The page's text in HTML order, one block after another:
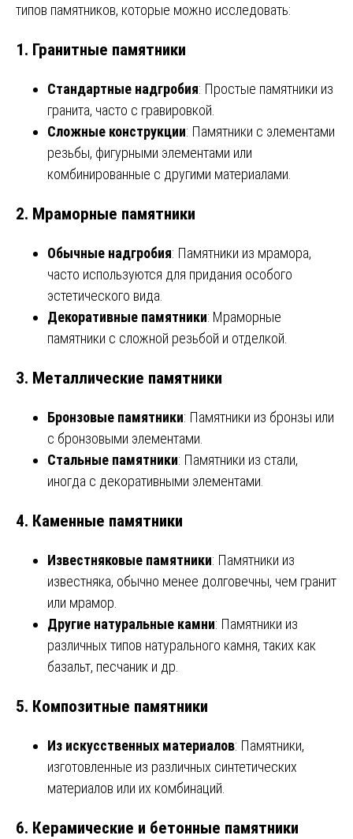
типов памятников, которые можно исследовать:
1. Гранитные памятники
Стандартные надгробия: Простые памятники из
гранита, часто с гравировкой.
Сложные конструкции: Памятники с элементами
резьбы, фигурными элементами или
комбинированные с другими материалами.
2. Мраморные памятники
Обычные надгробия: Памятники из мрамора,
часто используются для придания особого
эстетического вида.
Декоративные памятники: Мраморные
памятники с сложной резьбой и отделкой.
3. Металлические памятники
Бронзовые памятники: Памятники из бронзы или
с бронзовыми элементами.
Стальные памятники: Памятники из стали,
иногда с декоративными элементами.
4. Каменные памятники
Известняковые памятники: Памятники из
известняка, обычно менее долговечны, чем гранит
или мрамор.
Другие натуральные камни: Памятники из
различных типов натурального камня, таких как
базальт, песчаник и др.
5. Композитные памятники
Из искусственных материалов: Памятники,
изготовленные из различных синтетических
материалов или их комбинаций.
6. Керамические и бетонные памятники